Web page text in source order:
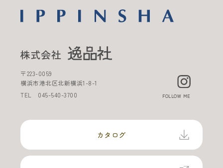
〒223-0059
横浜市港北区北新横浜1-8-1
TEL 045-540-3700 FOLLOW ME
カタログ